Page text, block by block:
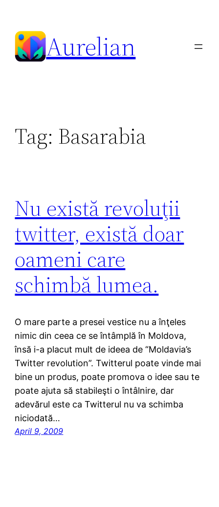
content
Aurelian
Tag: Basarabia
Nu există revoluţii
twitter, există doar
oameni care
schimbă lumea.
O mare parte a presei vestice nu a înţeles
nimic din ceea ce se întâmplă în Moldova,
însă i-a placut mult de ideea de “Moldavia’s
Twitter revolution”. Twitterul poate vinde mai
bine un produs, poate promova o idee sau te
poate ajuta să stabileşti o întâlnire, dar
adevărul este ca Twitterul nu va schimba
niciodată…
April 9, 2009